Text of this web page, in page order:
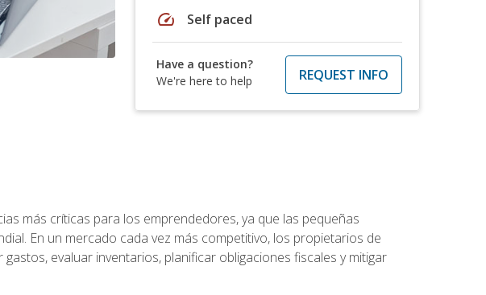
speed Self paced
Have a question?
We're here to help
REQUEST INFO
más críticas para los emprendedores, ya que las pequeñas
En un mercado cada vez más competitivo, los propietarios de
evaluar inventarios, planificar obligaciones fiscales y mitigar